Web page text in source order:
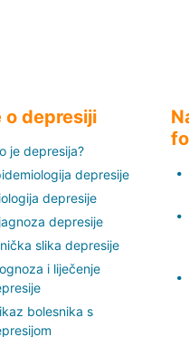
o depresiji
je depresija?
depresije
depresije
depresije
slika depresije
i liječenje
bolesnika s